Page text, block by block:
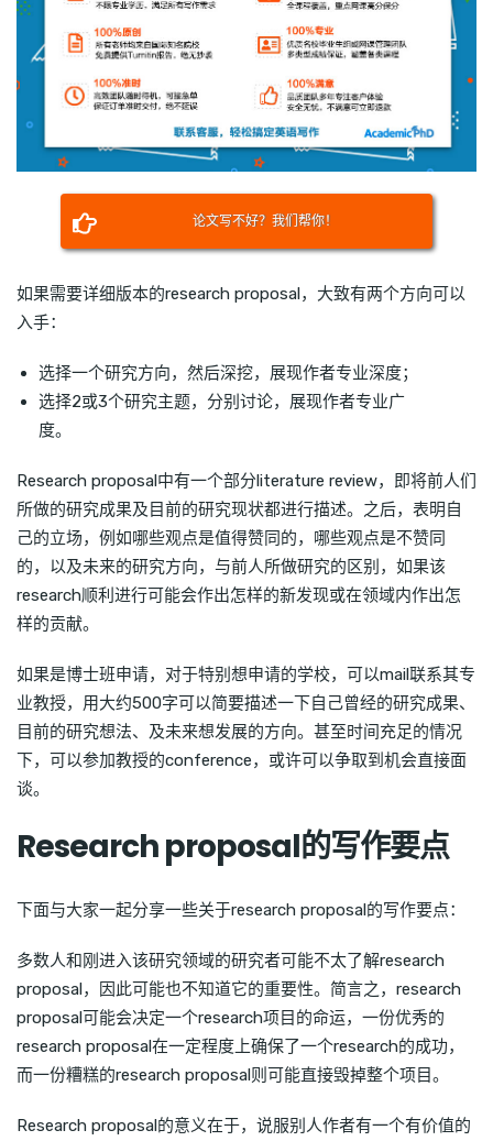
论文写不好？我们帮你！
如果需要详细版本的research proposal，大致有两个方向可以
入手：
选择一个研究方向，然后深挖，展现作者专业深度；
选择2或3个研究主题，分别讨论，展现作者专业广
度。
Research proposal中有一个部分literature review，即将前人们
所做的研究成果及目前的研究现状都进行描述。之后，表明自
己的立场，例如哪些观点是值得赞同的，哪些观点是不赞同
的，以及未来的研究方向，与前人所做研究的区别，如果该
research顺利进行可能会作出怎样的新发现或在领域内作出怎
样的贡献。
如果是博士班申请，对于特别想申请的学校，可以mail联系其专
业教授，用大约500字可以简要描述一下自己曾经的研究成果、
目前的研究想法、及未来想发展的方向。甚至时间充足的情况
下，可以参加教授的conference，或许可以争取到机会直接面
谈。
Research proposal的写作要点
下面与大家一起分享一些关于research proposal的写作要点：
多数人和刚进入该研究领域的研究者可能不太了解research
proposal，因此可能也不知道它的重要性。简言之，research
proposal可能会决定一个research项目的命运，一份优秀的
research proposal在一定程度上确保了一个research的成功，
而一份糟糕的research proposal则可能直接毁掉整个项目。
Research proposal的意义在于，说服别人作者有一个有价值的